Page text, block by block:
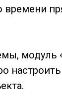
модуль